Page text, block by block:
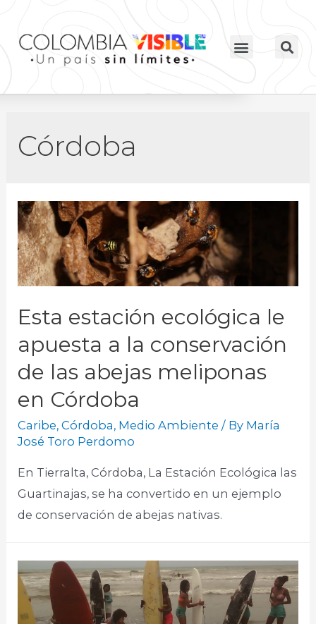
Córdoba
Esta estación ecológica le
apuesta a la conservación
de las abejas meliponas
en Córdoba
Caribe,Córdoba, Medio Ambiente / By María
José Toro Perdomo
En Tierralta, Córdoba, La Estación Ecológica las
Guartinajas, se ha convertido en un ejemplo
de conservación de abejas nativas.